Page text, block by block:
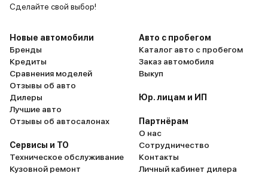
пассажиром все однозначно
UNI - T просто не может не
нравится. Внутри - красавчик,
снаружи - красавчик, что ещё
нужно человеку? Красота спасёт
Сделайте свой выбор!
Новые автомобили
Бренды
Кредиты
Сравнения моделей
Отзывы об авто
Дилеры
Лучшие авто
Отзывы об автосалонах
Сервисы и ТО
Техническое обслуживание
Кузовной ремонт
Авто с пробегом
Каталог авто с пробегом
Заказ автомобиля
Выкуп
Юр. лицам и ИП
Партнёрам
О нас
Сотрудничество
Контакты
Личный кабинет дилера